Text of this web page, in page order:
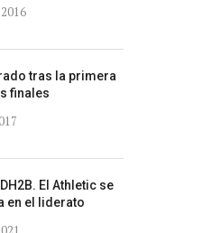
tras la primera
finales
DH2B. El Athletic se
en el liderato